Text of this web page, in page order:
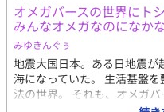
オメガバースの世界にト
みんなオメガなのになか
みゆきんぐぅ
地震大国日本。ある日地震
海になっていた。 生活基盤
法の世界。 それも、オメガ
特徴を聞いてみたけど、・